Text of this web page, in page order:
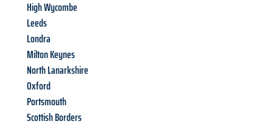
High Wycombe
Leeds
Londra
Milton Keynes
North Lanarkshire
Oxford
Portsmouth
Scottish Borders